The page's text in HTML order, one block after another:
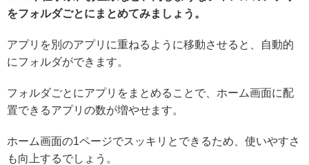
をフォルダごとにまとめてみましょう。
アプリを別のアプリに重ねるように移動させると、自動的
にフォルダができます。
フォルダごとにアプリをまとめることで、ホーム画面に配
置できるアプリの数が増やせます。
ホーム画面の1ページでスッキリとできるため、使いやすさ
も向上するでしょう。